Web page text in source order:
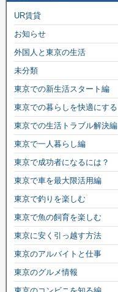
UR賃貸
お知らせ
外国人と東京の生活
未分類
東京での新生活スタート編
東京での暮らしを快適にする
東京での生活トラブル解決編
東京で一人暮らし編
東京で成功者になるには？
東京で車を最大限活用編
東京で釣りを楽しむ
東京で魚の飼育を楽しむ
東京に安く引っ越す方法
東京のアルバイトと仕事
東京のグルメ情報